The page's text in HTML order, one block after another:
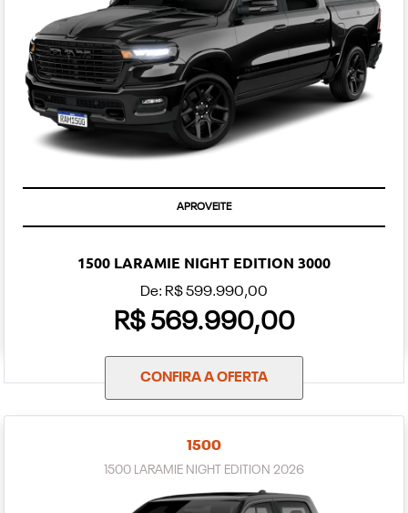
APROVEITE
1500 LARAMIE NIGHT EDITION 3000
De: R$ 599.990,00
R$ 569.990,00
CONFIRA A OFERTA
1500
1500 LARAMIE NIGHT EDITION 2026